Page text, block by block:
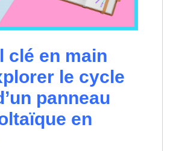
clé en main
le cycle
panneau
en